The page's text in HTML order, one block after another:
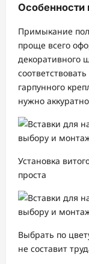
Особенности
Примыкание
проще всего
декоративного
гарпунного
нужно
Установка
проста
Выбрать по
не составит